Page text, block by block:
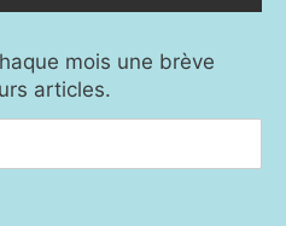
mois une brève
articles.